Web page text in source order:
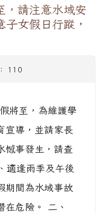
，請注意水域安
女假日行蹤，
110
將至，為維護學
宣導，並請家長
憾事發生，請查
適逢雨季及午後
期間為水域事故
在危險。 二、